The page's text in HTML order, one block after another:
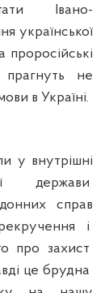
Івано-
української
проросійські
не
в Україні.
внутрішні
держави
справ
і
про захист
це брудна